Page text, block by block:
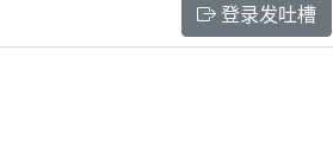
登录发吐槽